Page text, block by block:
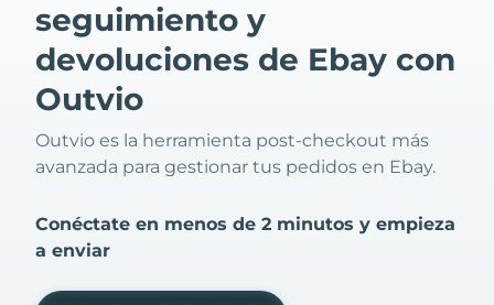
seguimiento y
devoluciones de Ebay con
Outvio
Outvio es la herramienta post-checkout más
avanzada para gestionar tus pedidos en Ebay.
Conéctate en menos de 2 minutos y empieza
a enviar